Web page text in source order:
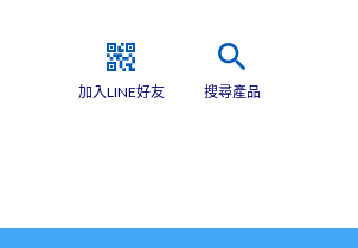
qr_code_2
加入LINE好友
search
搜尋產品